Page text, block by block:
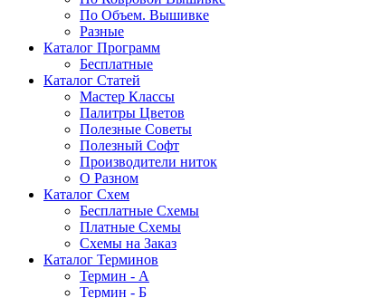
По Объем. Вышивке
Разные
Каталог Программ
Бесплатные
Каталог Статей
Мастер Классы
Палитры Цветов
Полезные Советы
Полезный Софт
Производители ниток
О Разном
Каталог Схем
Бесплатные Схемы
Платные Схемы
Схемы на Заказ
Каталог Терминов
Термин - А
Термин - Б